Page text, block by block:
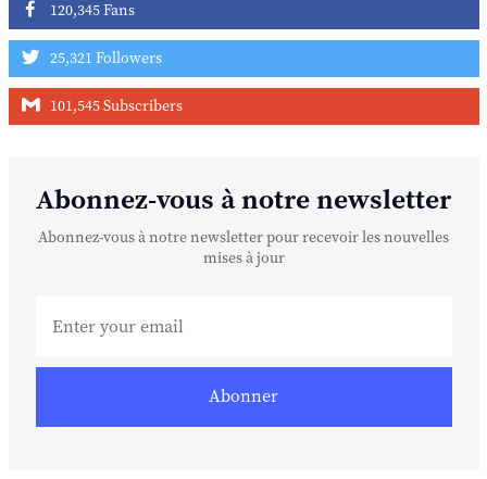
120,345 Fans
25,321 Followers
101,545 Subscribers
Abonnez-vous à notre newsletter
Abonnez-vous à notre newsletter pour recevoir les nouvelles
mises à jour
Abonner